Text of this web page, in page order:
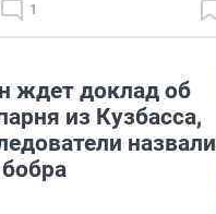
1
ждет доклад об
из Кузбасса,
назвали